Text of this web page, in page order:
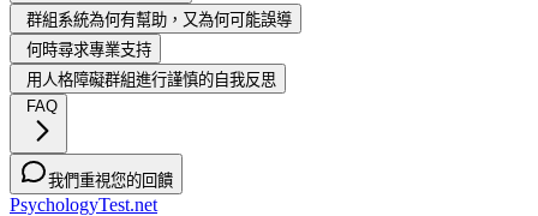
群組系統為何有幫助，又為何可能誤導
何時尋求專業支持
用人格障礙群組進行謹慎的自我反思
FAQ
我們重視您的回饋
PsychologyTest.net